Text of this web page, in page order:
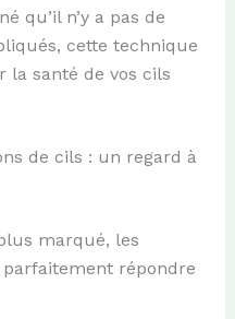
qu’il n’y a pas de
cette technique
la santé de vos cils
de cils : un regard à
marqué, les
répondre